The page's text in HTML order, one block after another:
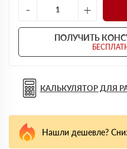
-
+
ПОЛУЧИТЬ
КАЛЬКУЛЯТОР ДЛЯ
Нашли дешевле?